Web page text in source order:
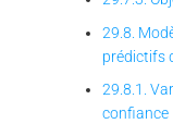
29.8.
prédictifs
29.8.1.
confiance